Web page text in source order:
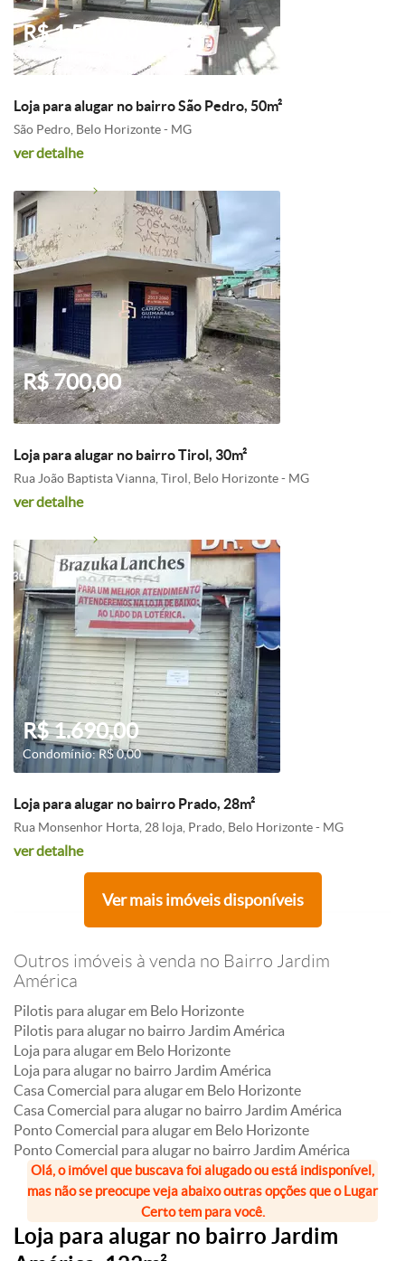
R$ 1.500,00
Condomínio: R$ 450,00
Loja para alugar no bairro São Pedro, 50m²
São Pedro, Belo Horizonte - MG
ver detalhe
R$ 700,00
Loja para alugar no bairro Tirol, 30m²
Rua João Baptista Vianna, Tirol, Belo Horizonte - MG
ver detalhe
R$ 1.690,00
Condomínio: R$ 0,00
Loja para alugar no bairro Prado, 28m²
Rua Monsenhor Horta, 28 loja, Prado, Belo Horizonte - MG
ver detalhe
Ver mais imóveis disponíveis
Outros imóveis à venda no Bairro Jardim
América
Pilotis para alugar em Belo Horizonte
Pilotis para alugar no bairro Jardim América
Loja para alugar em Belo Horizonte
Loja para alugar no bairro Jardim América
Casa Comercial para alugar em Belo Horizonte
Casa Comercial para alugar no bairro Jardim América
Ponto Comercial para alugar em Belo Horizonte
Ponto Comercial para alugar no bairro Jardim América
Olá, o imóvel que buscava foi alugado ou está indisponível,
mas não se preocupe veja abaixo outras opções que o Lugar
Certo tem para você.
Loja para alugar no bairro Jardim